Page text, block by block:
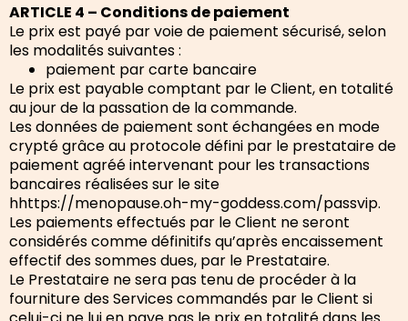
ARTICLE 4 – Conditions de paiement
Le prix est payé par voie de paiement sécurisé, selon
les modalités suivantes :
paiement par carte bancaire
Le prix est payable comptant par le Client, en totalité
au jour de la passation de la commande.
Les données de paiement sont échangées en mode
crypté grâce au protocole défini par le prestataire de
paiement agréé intervenant pour les transactions
bancaires réalisées sur le site
hhttps://menopause.oh-my-goddess.com/passvip.
Les paiements effectués par le Client ne seront
considérés comme définitifs qu’après encaissement
effectif des sommes dues, par le Prestataire.
Le Prestataire ne sera pas tenu de procéder à la
fourniture des Services commandés par le Client si